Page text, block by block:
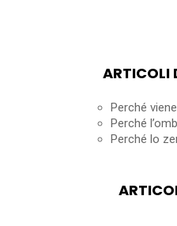
ARTICOLI
Perché
Perché
Perché lo